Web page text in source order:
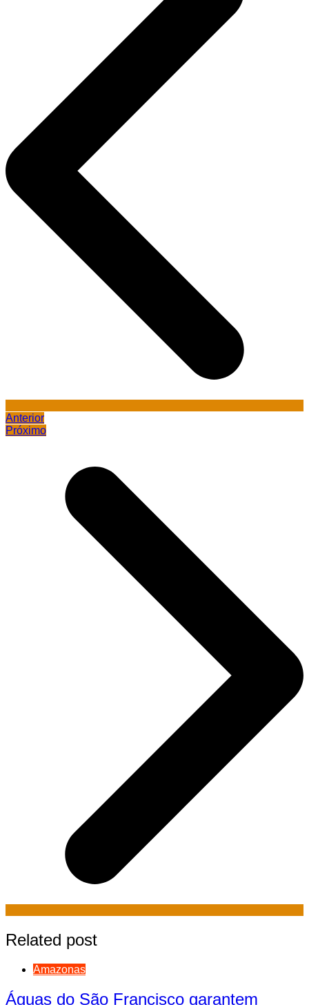
Anterior
Próximo
Related post
Amazonas
Águas do São Francisco garantem